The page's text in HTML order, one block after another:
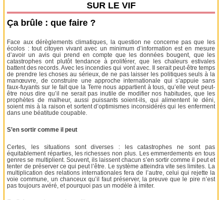
SUR LE VIF
Ça brûle : que faire ?
Face aux dérèglements climatiques, la question ne concerne pas que les
écolos : tout citoyen vivant avec un minimum d’information est en mesure
d’avoir un avis qui prend en compte que les données bougent, que les
catastrophes ont plutôt tendance à proliférer, que les chaleurs estivales
battent des records. Avec les incendies qui vont avec. Il serait peut-être temps
de prendre les choses au sérieux, de ne pas laisser les politiques seuls à la
manœuvre, de construire une approche internationale qui s’appuie sans
faux-fuyants sur le fait que la Terre nous appartient à tous, qu’elle veut peut-
être nous dire qu’il ne serait pas inutile de modifier nos habitudes, que les
prophètes de malheur, aussi puissants soient-ils, qui alimentent le déni,
soient mis à la raison et sortent d’optimismes inconsidérés qui les enferment
dans une béatitude coupable.
S’en sortir comme il peut
Certes, les situations sont diverses : les catastrophes ne sont pas
équitablement réparties, les richesses non plus. Les emmerdements en tous
genres se multiplient. Souvent, ils laissent chacun s’en sortir comme il peut et
tenter de préserver ce qui peut l’être. Le système atteindra vite ses limites. La
multiplication des relations internationales fera de l’autre, celui qui rejette la
voie commune, un chanceux qu’il faut préserver, la preuve que le pire n’est
pas toujours avéré, et pourquoi pas un modèle à imiter.